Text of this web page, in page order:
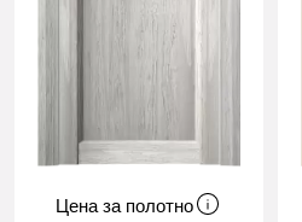
Цена за полотно